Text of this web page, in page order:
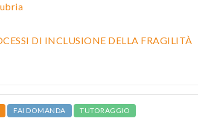
DI INCLUSIONE DELLA FRAGILITÀ
FAI DOMANDA
TUTORAGGIO